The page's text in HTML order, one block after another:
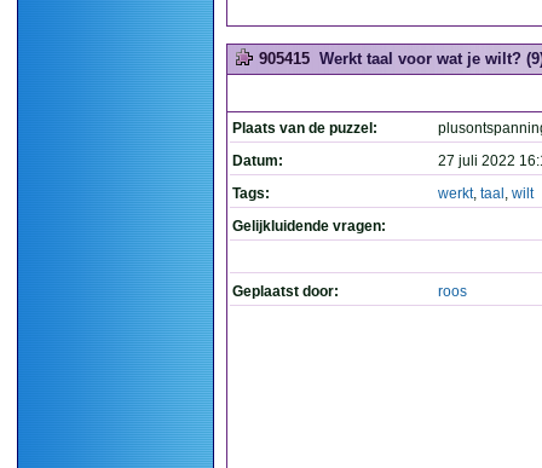
905415 Werkt taal voor wat je wilt?
Plaats van de puzzel:
Datum:
27 juli 2022
Tags:
werkt, taal , wilt
Gelijkluidende vragen:
Geplaatst door: roos